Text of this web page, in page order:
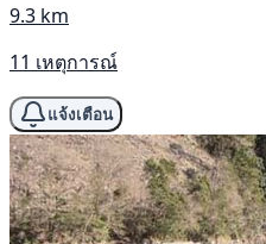
9.3 km
11 เหตุการณ์
แจ้งเตือน